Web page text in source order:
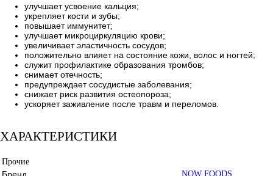
улучшает усвоение кальция;
укрепляет кости и зубы;
повышает иммунитет;
улучшает микроциркуляцию крови;
увеличивает эластичность сосудов;
положительно влияет на состояние кожи, волос и ногтей;
служит профилактике образования тромбов;
снимает отечность;
предупреждает сосудистые заболевания;
снижает риск развития остеопороза;
ускоряет заживление после травм и переломов.
ХАРАКТЕРИСТИКИ
Прочие
Бренд NOW FOODS